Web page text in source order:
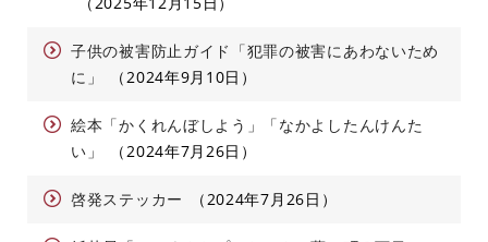
子供の被害防止ガイド「犯罪の被害にあわないため
に」
2024年9月10日
絵本「かくれんぼしよう」「なかよしたんけんた
い」
2024年7月26日
啓発ステッカー 2024年7月26日